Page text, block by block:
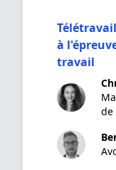
à
travail
de